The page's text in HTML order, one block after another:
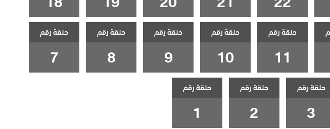
حلقة رقم
11
حلقة رقم
10
حلقة رقم
9
حلقة رقم
8
حلقة رقم
7
حلقة رقم
3
حلقة رقم
2
حلقة رقم
1